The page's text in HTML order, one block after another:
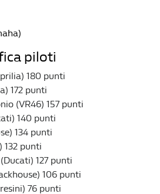
piloti
180 punti
172 punti
(VR46) 157 punti
140 punti
134 punti
132 punti
127 punti
106 punti
76 punti